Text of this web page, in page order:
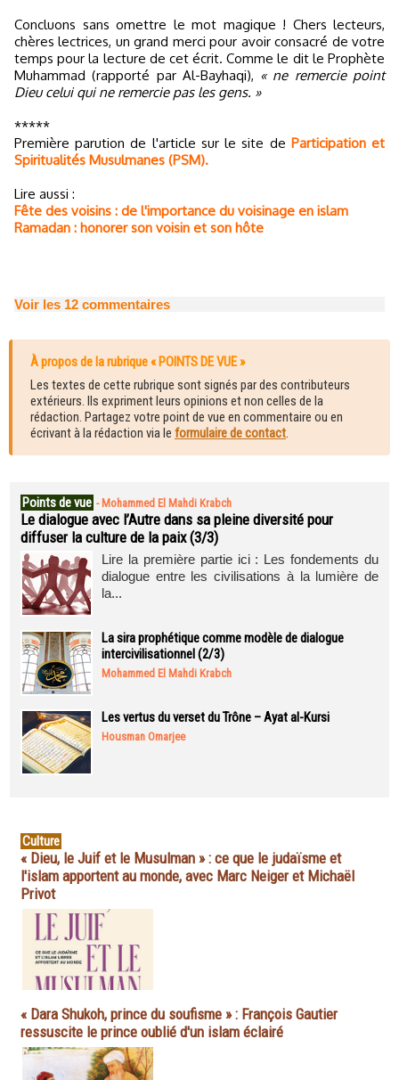
Concluons sans omettre le mot magique ! Chers lecteurs,
chères lectrices, un grand merci pour avoir consacré de votre
temps pour la lecture de cet écrit. Comme le dit le Prophète
Muhammad (rapporté par Al-Bayhaqi), « ne remercie point
Dieu celui qui ne remercie pas les gens. »
*****
Première parution de l'article sur le site de Participation et
Spiritualités Musulmanes (PSM).
Lire aussi :
Fête des voisins : de l'importance du voisinage en islam
Ramadan : honorer son voisin et son hôte
Voir les 12 commentaires
À propos de la rubrique « POINTS DE VUE »
Les textes de cette rubrique sont signés par des contributeurs
extérieurs. Ils expriment leurs opinions et non celles de la
rédaction. Partagez votre point de vue en commentaire ou en
écrivant à la rédaction via le formulaire de contact
Points de vue - Mohammed El Mahdi Krabch
Le dialogue avec l’Autre dans sa pleine diversité pour
diffuser la culture de la paix (3/3)
Lire la première partie ici : Les fondements du
dialogue entre les civilisations à la lumière de
la...
La sira prophétique comme modèle de dialogue
intercivilisationnel (2/3)
Mohammed El Mahdi Krabch
Les vertus du verset du Trône – Ayat al-Kursi
Housman Omarjee
Culture
« Dieu, le Juif et le Musulman » : ce que le judaïsme et
l'islam apportent au monde, avec Marc Neiger et Michaël
Privot
« Dara Shukoh, prince du soufisme » : François Gautier
ressuscite le prince oublié d'un islam éclairé